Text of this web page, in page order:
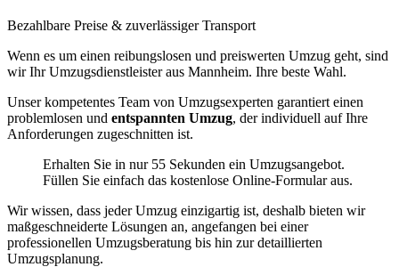
Bezahlbare Preise & zuverlässiger Transport
Wenn es um einen reibungslosen und preiswerten Umzug geht, sind
wir Ihr Umzugsdienstleister aus Mannheim. Ihre beste Wahl.
Unser kompetentes Team von Umzugsexperten garantiert einen
problemlosen und entspannten Umzug, der individuell auf Ihre
Anforderungen zugeschnitten ist.
Erhalten Sie in nur 55 Sekunden ein Umzugsangebot.
Füllen Sie einfach das kostenlose Online-Formular aus.
Wir wissen, dass jeder Umzug einzigartig ist, deshalb bieten wir
maßgeschneiderte Lösungen an, angefangen bei einer
professionellen Umzugsberatung bis hin zur detaillierten
Umzugsplanung.